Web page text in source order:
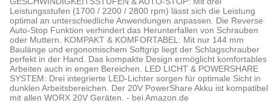
Leistungsstufen (1700 / 2200 / 2800 rpm) lässt sich die Leistung
optimal an unterschiedliche Anwendungen anpassen. Die Reverse
Auto-Stop Funktion verhindert das Herunterfallen von Schrauben
oder Muttern. KOMPAKT & KOMFORTABEL: Mit nur 144 mm
Baulänge und ergonomischem Softgrip liegt der Schlagschrauber
perfekt in der Hand. Das kompakte Design ermöglicht komfortables
Arbeiten auch in engen Bereichen. LED LICHT & POWERSHARE
SYSTEM: Drei integrierte LED-Lichter sorgen für optimale Sicht in
dunklen Arbeitsbereichen. Der 20V PowerShare Akku ist kompatibel
mit allen WORX 20V Geräten. - bei Amazon.de